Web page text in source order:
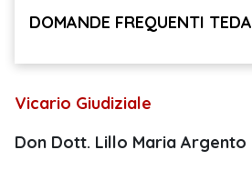
DOMANDE FREQUENTI TEDA
Vicario Giudiziale
Don Dott. Lillo Maria Argento